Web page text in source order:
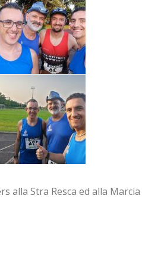
alla Stra Resca ed alla Marcia